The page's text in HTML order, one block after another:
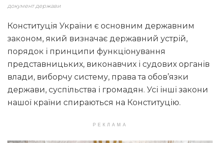
документ держави
Конституція України є основним державним
законом, який визначає державний устрій,
порядок і принципи функціонування
представницьких, виконавчих і судових органів
влади, виборчу систему, права та обов’язки
держави, суспільства і громадян. Усі інші закони
нашої країни спираються на Конституцію.
РЕКЛАМА